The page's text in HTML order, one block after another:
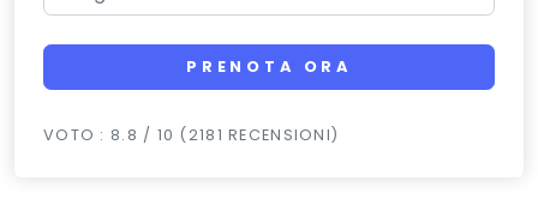
PRENOTA ORA
VOTO : 8.8 / 10 (2181 RECENSIONI)